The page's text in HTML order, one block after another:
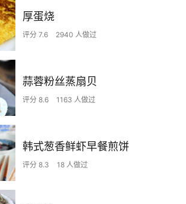
厚蛋烧
评分 7.6 2940 人做过
蒜蓉粉丝蒸扇贝
评分 8.6 1163 人做过
韩式葱香鲜虾早餐煎饼
评分 8.3 18 人做过